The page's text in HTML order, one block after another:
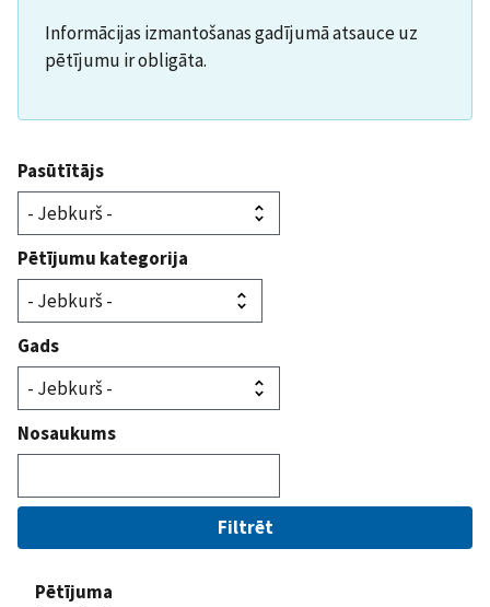
Informācijas izmantošanas gadījumā atsauce uz
pētījumu ir obligāta.
Pasūtītājs
Pētījumu kategorija
Gads
Nosaukums
Pētījuma